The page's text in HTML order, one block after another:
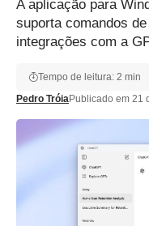
A aplicação para
suporta comandos
integrações com a
Pedro TróiaPublicado em 21
Tempo de leitura: 2 min